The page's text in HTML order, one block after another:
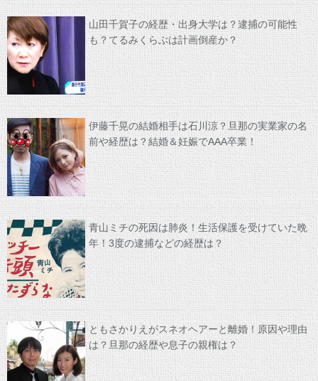
山田千賀子の経歴・出身大学は？逮捕の可能性
も？てるみくらぶは計画倒産か？
伊藤千晃の結婚相手は石川涼？旦那の実業家の名
前や経歴は？結婚＆妊娠でAAA卒業！
青山ミチの死因は肺炎！生活保護を受けていた晩
年！3度の逮捕などの経歴は？
ともさかりえがスネオヘアーと離婚！原因や理由
は？旦那の経歴や息子の親権は？